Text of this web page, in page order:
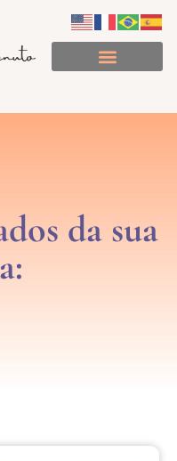
da sua